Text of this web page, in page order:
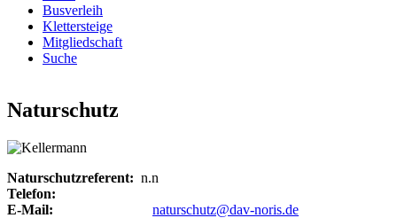
Busverleih
Klettersteige
Mitgliedschaft
Suche
Naturschutz
Naturschutzreferent: n.n
Telefon:
E-Mail:
naturschutz@dav-noris.de